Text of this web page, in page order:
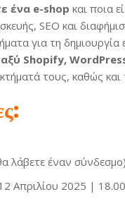
ένα e-shop και ποια
SEO και
για τη
Shopify,
τους, καθώς
λάβετε έναν σύνδεσμο)
Απριλίου 2025 |